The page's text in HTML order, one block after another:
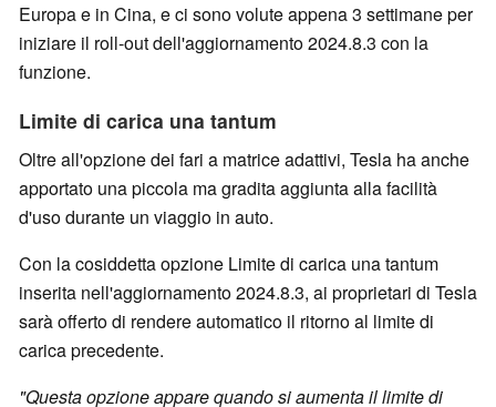
Europa e in Cina, e ci sono volute appena 3 settimane per
iniziare il roll-out dell'aggiornamento 2024.8.3 con la
funzione.
Limite di carica una tantum
Oltre all'opzione dei fari a matrice adattivi, Tesla ha anche
apportato una piccola ma gradita aggiunta alla facilità
d'uso durante un viaggio in auto.
Con la cosiddetta opzione Limite di carica una tantum
inserita nell'aggiornamento 2024.8.3, ai proprietari di Tesla
sarà offerto di rendere automatico il ritorno al limite di
carica precedente.
"Questa opzione appare quando si aumenta il limite di